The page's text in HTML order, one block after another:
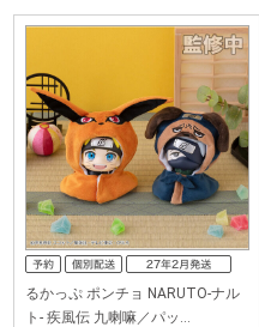
るかっぷ ポンチョ NARUTO-ナル
ト- 疾風伝 九喇嘛／パッ…